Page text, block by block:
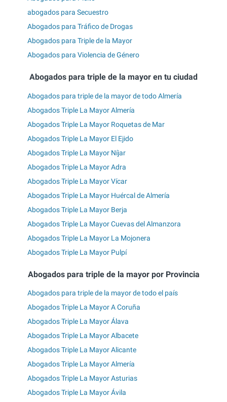
abogados para Secuestro
Abogados para Tráfico de Drogas
Abogados para Triple de la Mayor
Abogados para Violencia de Género
Abogados para triple de la mayor en tu ciudad
Abogados para triple de la mayor de todo Almería
Abogados Triple La Mayor Almería
Abogados Triple La Mayor Roquetas de Mar
Abogados Triple La Mayor El Ejido
Abogados Triple La Mayor Níjar
Abogados Triple La Mayor Adra
Abogados Triple La Mayor Vícar
Abogados Triple La Mayor Huércal de Almería
Abogados Triple La Mayor Berja
Abogados Triple La Mayor Cuevas del Almanzora
Abogados Triple La Mayor La Mojonera
Abogados Triple La Mayor Pulpí
Abogados para triple de la mayor por Provincia
Abogados para triple de la mayor de todo el país
Abogados Triple La Mayor A Coruña
Abogados Triple La Mayor Álava
Abogados Triple La Mayor Albacete
Abogados Triple La Mayor Alicante
Abogados Triple La Mayor Almería
Abogados Triple La Mayor Asturias
Abogados Triple La Mayor Ávila